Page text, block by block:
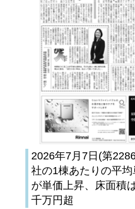
2026年7月7日(第
社の1棟あたりの平
が単価上昇、床面積
千万円超